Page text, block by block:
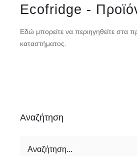
Ecofridge -
Εδώ μπορείτε να περιηγηθείτε στα
καταστήματος.
Αναζήτηση